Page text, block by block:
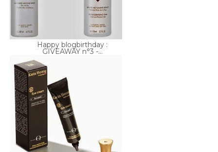
Happy blogbirthday :
GIVEAWAY n°3 -...
Happy blogbirthday :
GIVEAWAY #2 - ...